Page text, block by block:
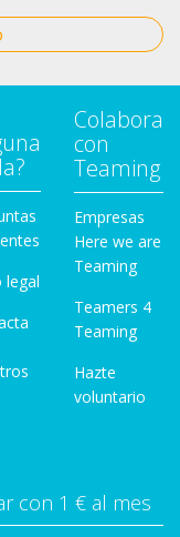
legal
Colabora
con
Teaming
Empresas
Here we are
Teaming
Teamers 4
Teaming
Hazte
voluntario
con 1 € al mes